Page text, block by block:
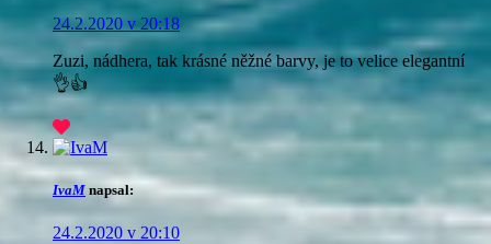
24.2.2020 v 20:18
Zuzi, nádhera, tak krásné něžné barvy, je to velice elegantní
👌👍
IvaM napsal:
24.2.2020 v 20:10